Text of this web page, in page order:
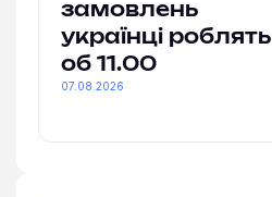
замовлень
українці роблять
об 11.00
07.08.2026